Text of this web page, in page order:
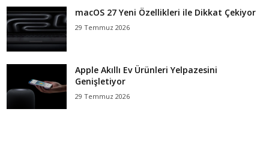
macOS 27 Yeni Özellikleri ile Dikkat Çekiyor
29 Temmuz 2026
Apple Akıllı Ev Ürünleri Yelpazesini
Genişletiyor
29 Temmuz 2026